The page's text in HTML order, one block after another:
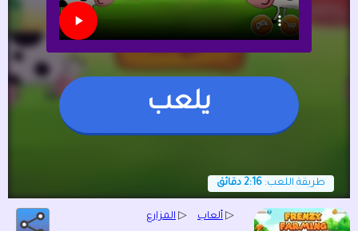
يلعب
طريقة اللعب: 2:16 دقائق
▷ ألعاب ▷ المزارع